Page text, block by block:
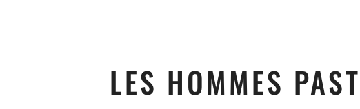
LES HOMMES